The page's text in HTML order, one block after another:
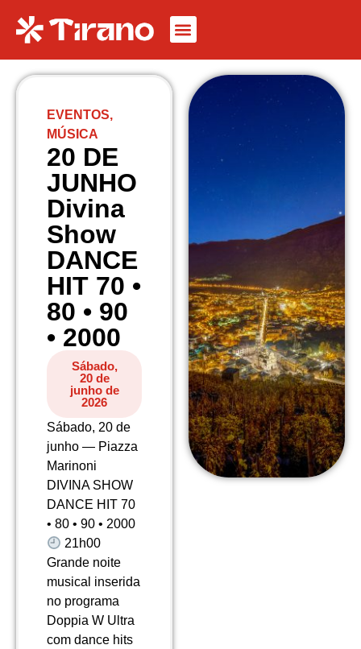
EVENTOS,
MÚSICA
20 DE
JUNHO
Divina
Show
DANCE
HIT 70 •
80 • 90
• 2000
Sábado,
20 de
junho de
2026
Sábado, 20 de
junho — Piazza
Marinoni
DIVINA SHOW
DANCE HIT 70
• 80 • 90 • 2000
21h00
Grande noite
musical inserida
no programa
Doppia W Ultra
com dance hits